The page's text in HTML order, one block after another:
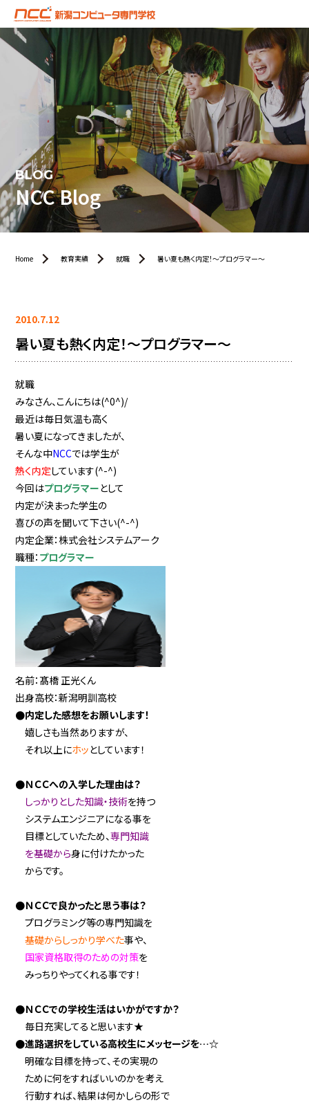
BLOG
NCC Blog
Home 教育実績 就職 暑い夏も熱く内定！～プログラマー～
2010.7.12
暑い夏も熱く内定！～プログラマー～
就職
みなさん、こんにちは(^0^)/
最近は毎日気温も高く
暑い夏になってきましたが、
そんな中NCCでは学生が
熱く内定しています(^-^)
今回はプログラマーとして
内定が決まった学生の
喜びの声を聞いて下さい(^-^)
内定企業：株式会社システムアーク
職種： プログラマー
名前：髙橋 正光くん
出身高校：新潟明訓高校
●内定した感想をお願いします！
嬉しさも当然ありますが、
それ以上にホッとしています！
●ＮＣＣへの入学した理由は？
しっかりとした知識・技術を持つ
システムエンジニアになる事を
目標としていたため、専門知識
を基礎から身に付けたかった
からです。
●ＮＣＣで良かったと思う事は？
プログラミング等の専門知識を
基礎からしっかり学べた事や、
国家資格取得のための対策を
みっちりやってくれる事です！
●ＮＣＣでの学校生活はいかがですか？
毎日充実してると思います★
●進路選択をしている高校生にメッセージを…☆
明確な目標を持って、その実現の
ために何をすればいいのかを考え
行動すれば、結果は何かしらの形で